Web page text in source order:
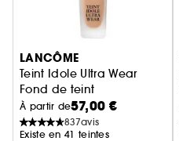
Ignorer le carrousel produits
LANCÔME
Teint Idole Ultra Wear
Fond de teint
À partir de57,00 €
837avis
Existe en 41 teintes